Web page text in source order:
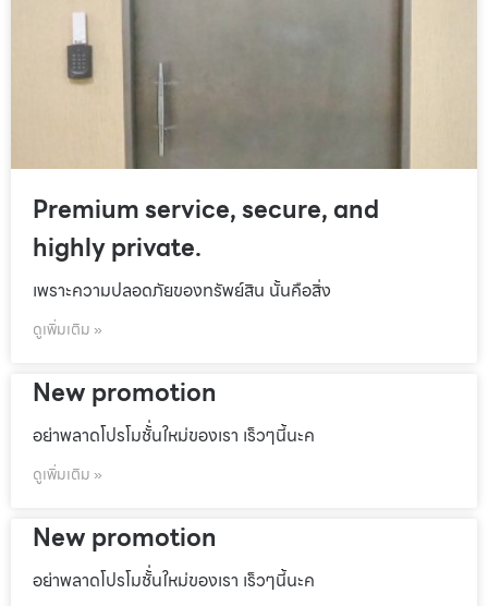
Premium service, secure, and
highly private.
เพราะความปลอดภัยของทรัพย์สิน นั้นคือสิ่ง
ดูเพิ่มเติม »
New promotion
อย่าพลาดโปรโมชั้่นใหม่ของเรา เร็วๆนี้นะค
ดูเพิ่มเติม »
New promotion
อย่าพลาดโปรโมชั้่นใหม่ของเรา เร็วๆนี้นะค